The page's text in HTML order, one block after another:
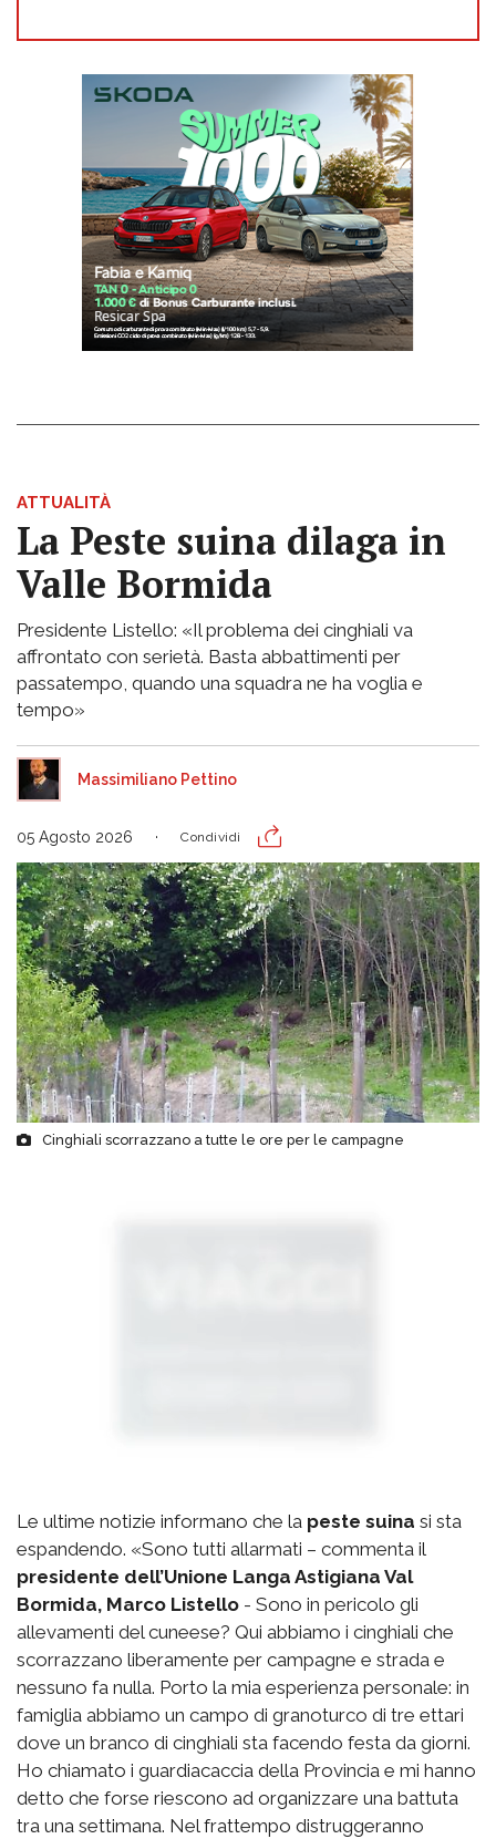
ATTUALITÀ
La Peste suina dilaga in
Valle Bormida
Presidente Listello: «Il problema dei cinghiali va
affrontato con serietà. Basta abbattimenti per
passatempo, quando una squadra ne ha voglia e
tempo»
Massimiliano Pettino
05 Agosto 2026 Condividi
Cinghiali scorrazzano a tutte le ore per le campagne
Le ultime notizie informano che la peste suina si sta
espandendo. «Sono tutti allarmati – commenta il
presidente dell’Unione Langa Astigiana Val
Bormida, Marco Listello - Sono in pericolo gli
allevamenti del cuneese? Qui abbiamo i cinghiali che
scorrazzano liberamente per campagne e strada e
nessuno fa nulla. Porto la mia esperienza personale: in
famiglia abbiamo un campo di granoturco di tre ettari
dove un branco di cinghiali sta facendo festa da giorni.
Ho chiamato i guardiacaccia della Provincia e mi hanno
detto che forse riescono ad organizzare una battuta
tra una settimana. Nel frattempo distruggeranno